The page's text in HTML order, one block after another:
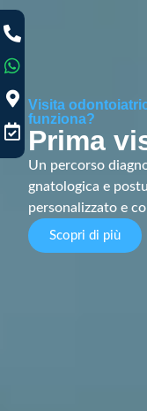
Visita
funziona?
Prima
Un percorso
gnatologica e
personalizzato e
Scopri di più